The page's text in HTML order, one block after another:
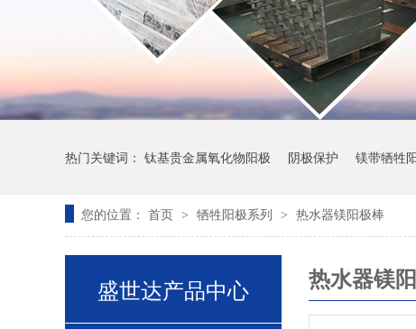
热门关键词： 钛基贵金属氧化物阳极 阴极保护 镁带牺牲
您的位置： 首页 > 牺牲阳极系列 > 热水器镁阳极棒
热水器镁
盛世达产品中心